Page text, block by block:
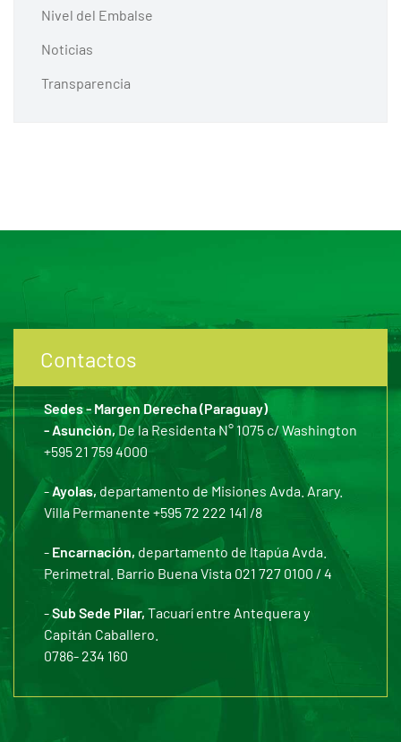
Nivel del Embalse
Noticias
Transparencia
Contactos
Sedes - Margen Derecha (Paraguay)
- Asunción,De la Residenta N° 1075 c/ Washington
+595 21 759 4000
-Ayolas, departamento de Misiones Avda. Arary.
Villa Permanente +595 72 222 141 /8
- Encarnación, departamento de Itapúa Avda.
Perimetral. Barrio Buena Vista 021 727 0100 / 4
-Sub Sede Pilar, Tacuarí entre Antequera y
Capitán Caballero.
0786- 234 160